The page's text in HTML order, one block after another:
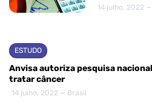
14 julho, 2022
ESTUDO
Anvisa autoriza pesquisa
tratar câncer
14 julho, 2022 — Brasil